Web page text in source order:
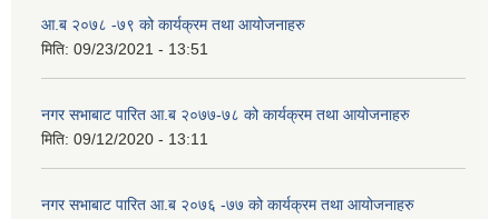
आ.ब २०७८ -७९ को कार्यक्रम तथा आयोजनाहरु
मिति: 09/23/2021 - 13:51
नगर सभाबाट पारित आ.ब २०७७-७८ को कार्यक्रम तथा आयोजनाहरु
मिति: 09/12/2020 - 13:11
नगर सभाबाट पारित आ.ब २०७६ -७७ को कार्यक्रम तथा आयोजनाहरु